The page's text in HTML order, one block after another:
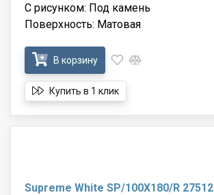
С рисунком: Под камень
Поверхность: Матовая
В корзину
Купить в 1 клик
Supreme White SP/100X180/R 27512